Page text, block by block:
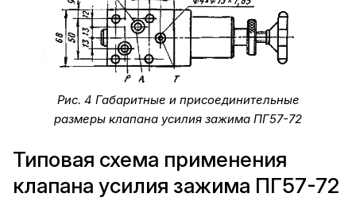
Рис. 4 Габаритные и присоединительные
размеры клапана усилия зажима ПГ57-72
Типовая схема применения
клапана усилия зажима ПГ57-72